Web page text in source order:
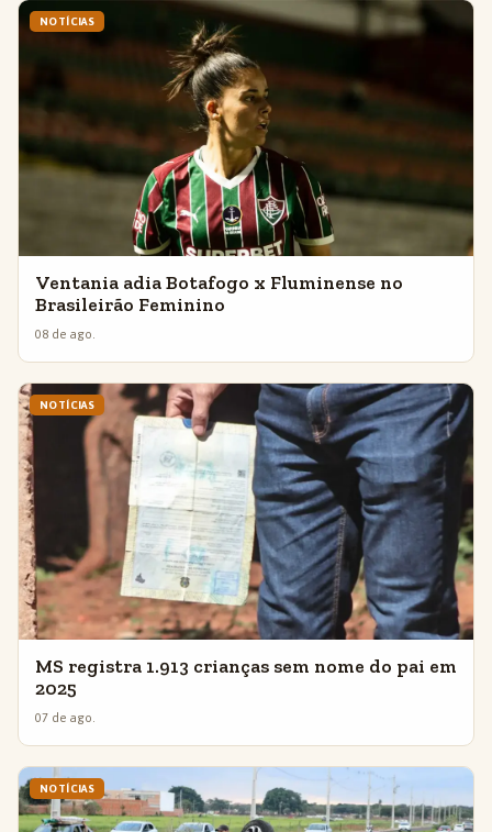
NOTÍCIAS
Ventania adia Botafogo x Fluminense no
Brasileirão Feminino
08 de ago.
NOTÍCIAS
MS registra 1.913 crianças sem nome do pai em
2025
07 de ago.
NOTÍCIAS